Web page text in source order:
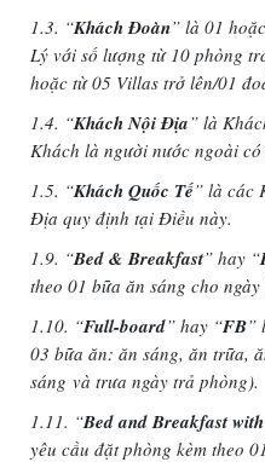
1.3. “Khách Đoàn” là 01
Lý với số lượng từ 10 phòng
hoặc từ 05 Villas trở lên/01
1.4. “Khách Nội Địa” là
Khách là người nước ngoài
1.5. “Khách Quốc Tế” là các
Địa quy định tại Điều này.
1.9. “Bed & Breakfast” hay “
theo 01 bữa ăn sáng cho
1.10. “Full-board” hay “FB”
03 bữa ăn: ăn sáng, ăn trữa,
sáng và trưa ngày trả phòng).
1.11. “Bed and Breakfast
yêu cầu đặt phòng kèm theo